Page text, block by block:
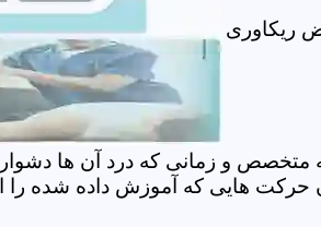
ریکاوری
متخصص و زمانی که درد آن ها
هایی که آموزش داده شده را